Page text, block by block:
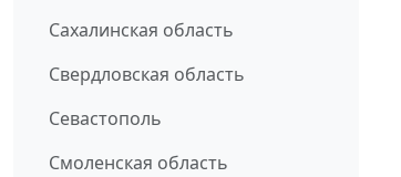
Сахалинская область
Свердловская область
Севастополь
Смоленская область